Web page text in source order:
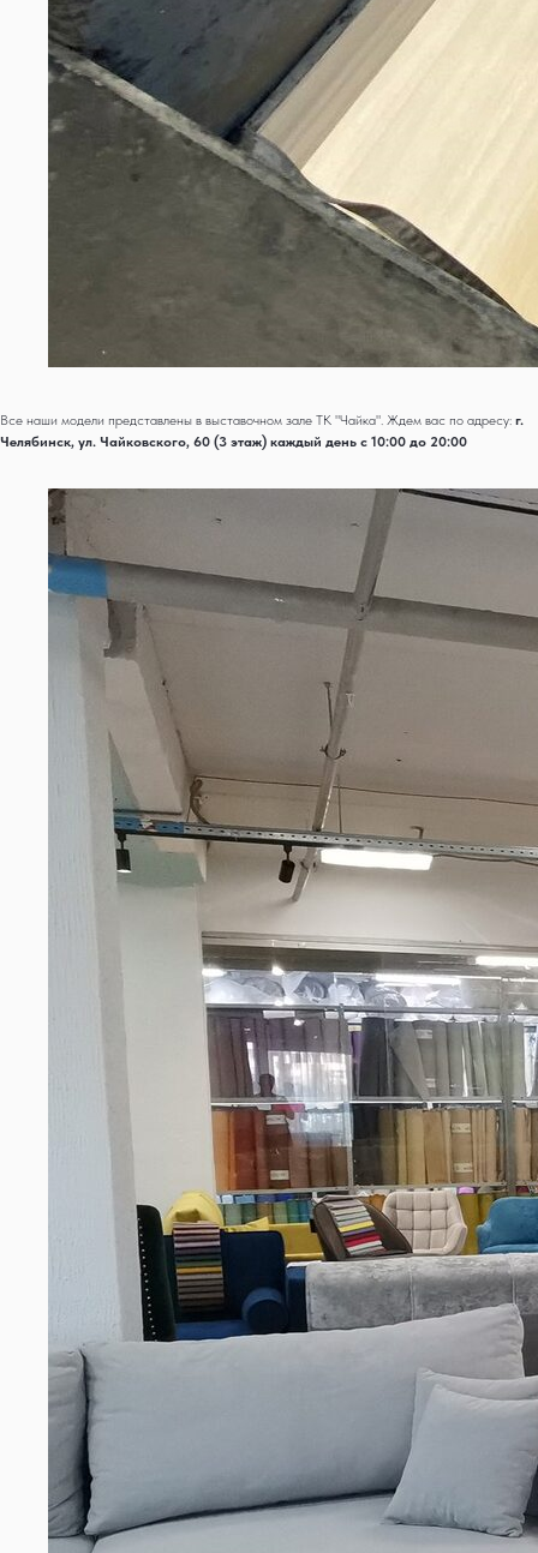
Все наши модели представлены в выставочном зале ТК "Чайка". Ждем вас по адресу: г.
Челябинск, ул. Чайковского, 60 (3 этаж) каждый день с 10:00 до 20:00